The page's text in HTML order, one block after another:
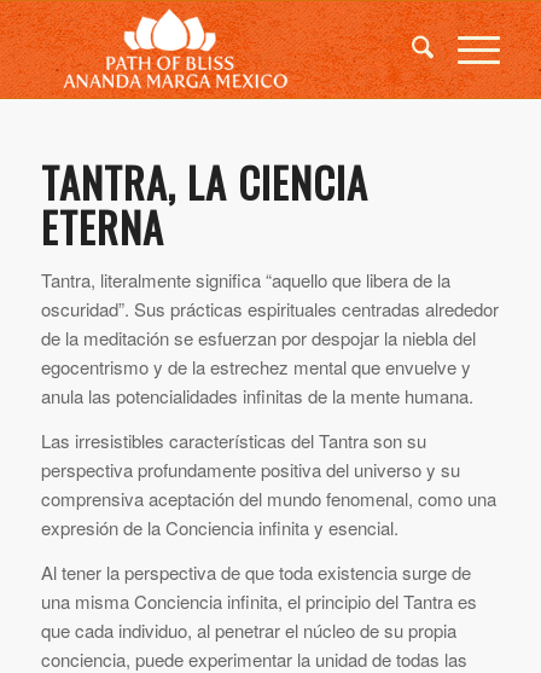
TANTRA, LA CIENCIA
ETERNA
Tantra, literalmente significa “aquello que libera de la
oscuridad”. Sus prácticas espirituales centradas alrededor
de la meditación se esfuerzan por despojar la niebla del
egocentrismo y de la estrechez mental que envuelve y
anula las potencialidades infinitas de la mente humana.
Las irresistibles características del Tantra son su
perspectiva profundamente positiva del universo y su
comprensiva aceptación del mundo fenomenal, como una
expresión de la Conciencia infinita y esencial.
Al tener la perspectiva de que toda existencia surge de
una misma Conciencia infinita, el principio del Tantra es
que cada individuo, al penetrar el núcleo de su propia
conciencia, puede experimentar la unidad de todas las